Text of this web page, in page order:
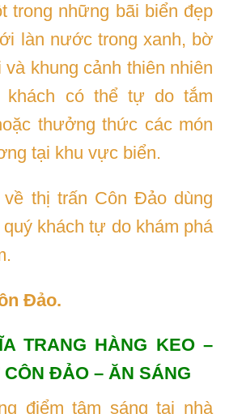
trong những bãi biển đẹp
làn nước trong xanh, bờ
khung cảnh thiên nhiên
khách có thể tự do tắm
thưởng thức các món
tại khu vực biển.
thị trấn Côn Đảo dùng
khách tự do khám phá
Đảo.
TRANG HÀNG KEO –
ĐẢO – ĂN SÁNG
điểm tâm sáng tại nhà